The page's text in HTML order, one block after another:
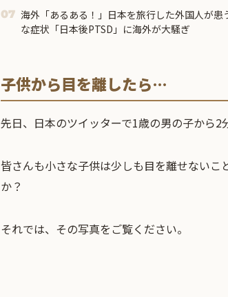
07 海外「あるある！」日本を旅行した外国人が患
な症状「日本後PTSD」に海外が大騒ぎ
子供から目を離したら…
先日、日本のツイッターで1歳の男の子から
皆さんも小さな子供は少しも目を離せない
か？
それでは、その写真をご覧ください。